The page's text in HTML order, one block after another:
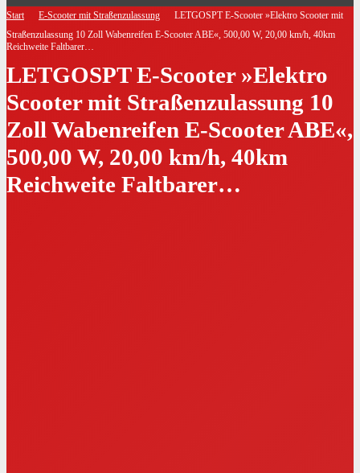
Start E-Scooter mit Straßenzulassung
LETGOSPT E-Scooter »Elektro Scooter mit
Straßenzulassung 10 Zoll Wabenreifen E-Scooter ABE«, 500,00 W, 20,00 km/h, 40km
Reichweite Faltbarer…
LETGOSPT E-Scooter »Elektro
Scooter mit Straßenzulassung 10
Zoll Wabenreifen E-Scooter ABE«,
500,00 W, 20,00 km/h, 40km
Reichweite Faltbarer…